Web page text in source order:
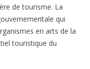
de tourisme. La
qui
en arts de la
touristique du